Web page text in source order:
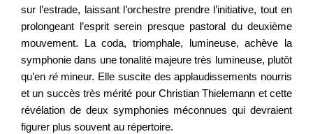
sur l’estrade, laissant l’orchestre prendre l’initiative, tout en
prolongeant l’esprit serein presque pastoral du deuxième
mouvement. La coda, triomphale, lumineuse, achève la
symphonie dans une tonalité majeure très lumineuse, plutôt
qu’en rémineur. Elle suscite des applaudissements nourris
et un succès très mérité pour Christian Thielemann et cette
révélation de deux symphonies méconnues qui devraient
figurer plus souvent au répertoire.